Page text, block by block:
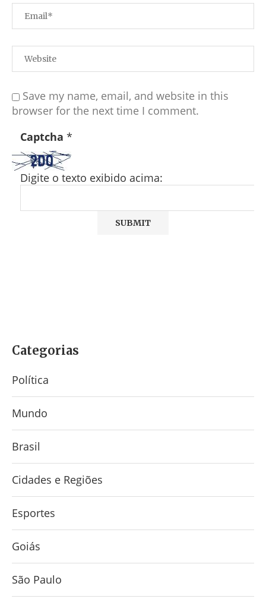
Save my name, email, and website in this
browser for the next time I comment.
Captcha *
Digite o texto exibido acima:
Categorias
Política
Mundo
Brasil
Cidades e Regiões
Esportes
Goiás
São Paulo